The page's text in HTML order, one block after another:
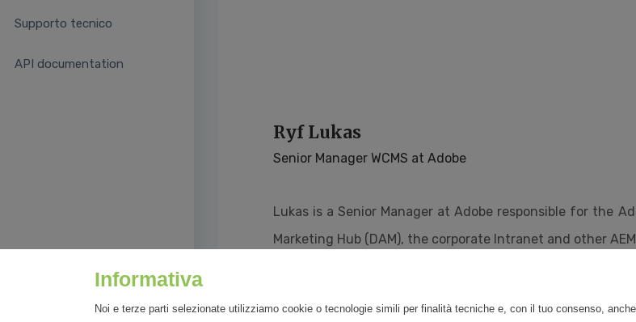
Supporto tecnico
API documentation
Ryf Lukas
Senior Manager WCMS at Adobe
Lukas is a Senior Manager at Adobe responsible for the
Marketing Hub (DAM), the corporate Intranet and other
Informativa
Noi e terze parti selezionate utilizziamo cookie o tecnologie simili per finalità tecniche e, con il tuo consenso,